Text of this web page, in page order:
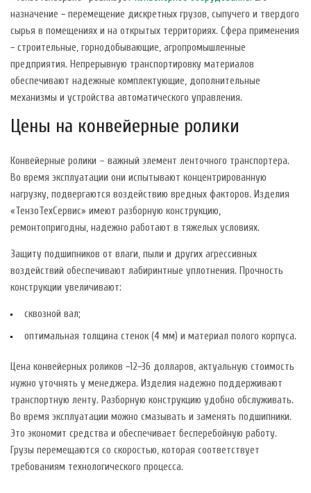
назначение − перемещение дискретных грузов, сыпучего и твердого
сырья в помещениях и на открытых территориях. Сфера применения
− строительные, горнодобывающие, агропромышленные
предприятия. Непрерывную транспортировку материалов
обеспечивают надежные комплектующие, дополнительные
механизмы и устройства автоматического управления.
Цены на конвейерные ролики
Конвейерные ролики – важный элемент ленточного транспортера.
Во время эксплуатации они испытывают концентрированную
нагрузку, подвергаются воздействию вредных факторов. Изделия
«ТензоТехСервис» имеют разборную конструкцию,
ремонтопригодны, надежно работают в тяжелых условиях.
Защиту подшипников от влаги, пыли и других агрессивных
воздействий обеспечивают лабиринтные уплотнения. Прочность
конструкции увеличивают:
сквозной вал;
оптимальная толщина стенок (4 мм) и материал полого корпуса.
Цена конвейерных роликов −12−36 долларов, актуальную стоимость
нужно уточнять у менеджера. Изделия надежно поддерживают
транспортную ленту. Разборную конструкцию удобно обслуживать.
Во время эксплуатации можно смазывать и заменять подшипники.
Это экономит средства и обеспечивает бесперебойную работу.
Грузы перемещаются со скоростью, которая соответствует
требованиям технологического процесса.